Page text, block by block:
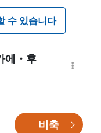
수 있습니다
에・후
비축